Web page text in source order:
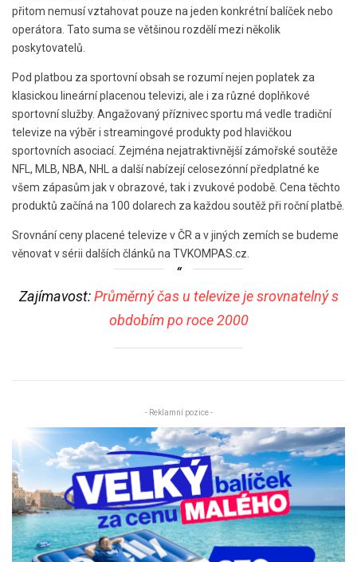
přitom nemusí vztahovat pouze na jeden konkrétní balíček nebo
operátora. Tato suma se většinou rozdělí mezi několik
poskytovatelů.
Pod platbou za sportovní obsah se rozumí nejen poplatek za
klasickou lineární placenou televizi, ale i za různé doplňkové
sportovní služby. Angažovaný příznivec sportu má vedle tradiční
televize na výběr i streamingové produkty pod hlavičkou
sportovních asociací. Zejména nejatraktivnější zámořské soutěže
NFL, MLB, NBA, NHL a další nabízejí celosezónní předplatné ke
všem zápasům jak v obrazové, tak i zvukové podobě. Cena těchto
produktů začíná na 100 dolarech za každou soutěž při roční platbě.
Srovnání ceny placené televize v ČR a v jiných zemích se budeme
věnovat v sérii dalších článků na TVKOMPAS.cz.
Zajímavost:Průměrný čas u televize je srovnatelný s
obdobím po roce 2000
- Reklamní pozice -